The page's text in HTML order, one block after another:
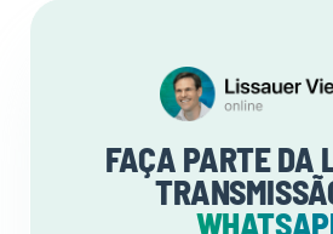
FAÇA PARTE DA